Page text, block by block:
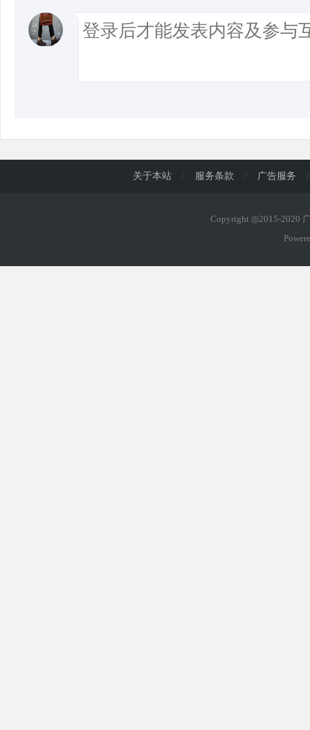
关于本站 / 服务条款 / 广告服务 /
Copyright ◎2015-2020